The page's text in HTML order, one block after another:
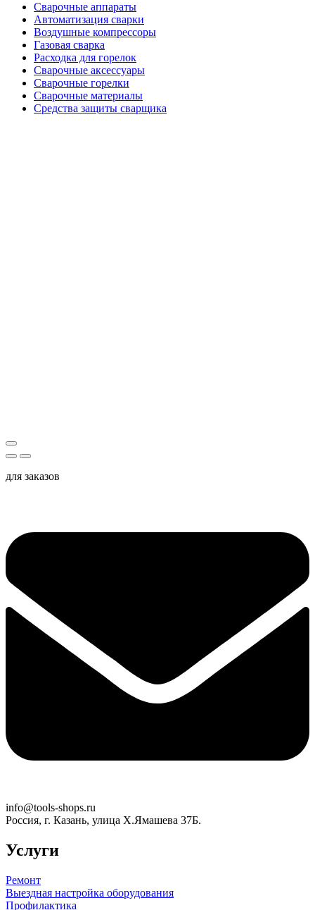
Сварочные аппараты
Автоматизация сварки
Воздушные компрессоры
Газовая сварка
Расходка для горелок
Сварочные аксессуары
Сварочные горелки
Сварочные материалы
Средства защиты сварщика
для заказов
info@tools-shops.ru
Россия, г. Казань, улица Х.Ямашева 37Б.
Услуги
Ремонт
Выездная настройка оборудования
Профилактика